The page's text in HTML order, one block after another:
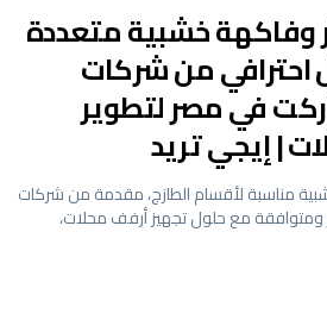
خشبية متعددة
احترافي من شركات
في مصر لتطوير
| إيجي تريد
مناسبة لأقسام الطازج، مقدمة من شركات
مع حلول تجهيز أرفف محلات،